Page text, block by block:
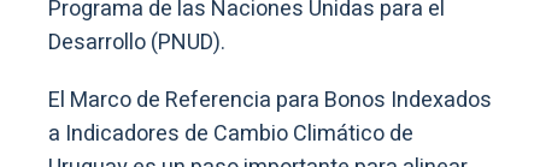
Programa de las Naciones Unidas para el
Desarrollo (PNUD).
El Marco de Referencia para Bonos Indexados
a Indicadores de Cambio Climático de